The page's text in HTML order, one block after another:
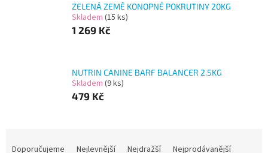
ZELENÁ ZEMĚ KONOPNÉ POKRUTINY 20KG
Skladem (15 ks)
1 269 Kč
NUTRIN CANINE BARF BALANCER 2.5KG
Skladem (9 ks)
479 Kč
Doporučujeme Nejlevnější Nejdražší
Nejprodávanější